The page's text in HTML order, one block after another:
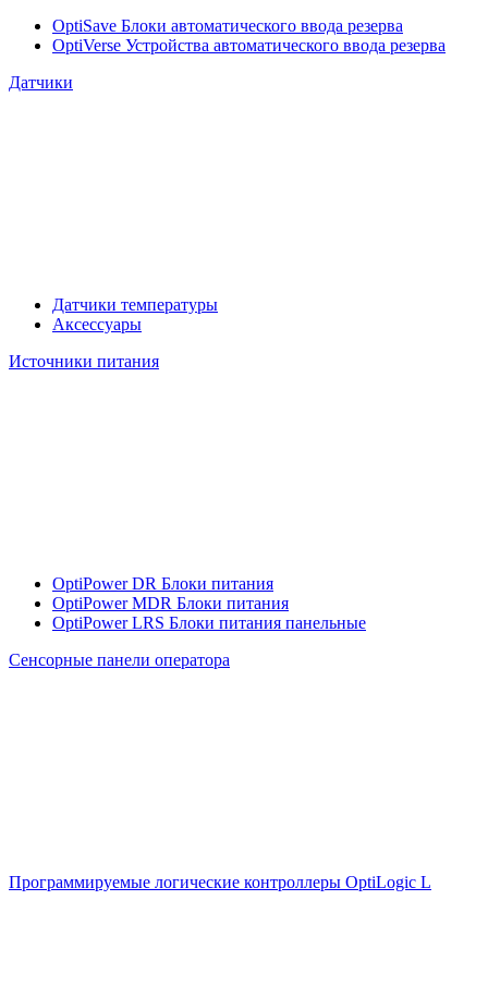
OptiSave Блоки автоматического ввода резерва
OptiVerse Устройства автоматического ввода резерва
Датчики
Датчики температуры
Аксессуары
Источники питания
OptiPower DR Блоки питания
OptiPower MDR Блоки питания
OptiPower LRS Блоки питания панельные
Сенсорные панели оператора
Программируемые логические контроллеры OptiLogic L